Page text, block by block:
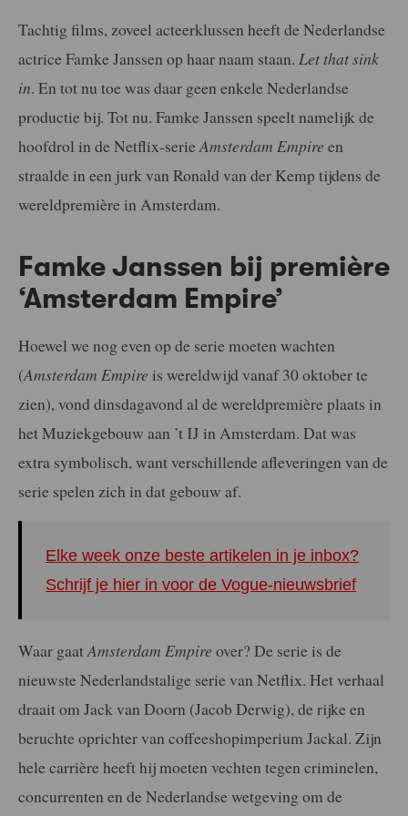
Tachtig films, zoveel acteerklussen heeft de Nederlandse
actrice Famke Janssen op haar naam staan. Let that sink
in. En tot nu toe was daar geen enkele Nederlandse
productie bij. Tot nu. Famke Janssen speelt namelijk de
hoofdrol in de Netflix-serie Amsterdam Empire en
straalde in een jurk van Ronald van der Kemp tijdens de
wereldpremière in Amsterdam.
Famke Janssen bij première
‘Amsterdam Empire’
Hoewel we nog even op de serie moeten wachten
(Amsterdam Empire is wereldwijd vanaf 30 oktober te
zien), vond dinsdagavond al de wereldpremière plaats in
het Muziekgebouw aan ’t IJ in Amsterdam. Dat was
extra symbolisch, want verschillende afleveringen van de
serie spelen zich in dat gebouw af.
Elke week onze beste artikelen in je inbox?
Schrijf je hier in voor de Vogue-nieuwsbrief
Waar gaatAmsterdam Empire over? De serie is de
nieuwste Nederlandstalige serie van Netflix. Het verhaal
draait om Jack van Doorn (Jacob Derwig), de rijke en
beruchte oprichter van coffeeshopimperium Jackal. Zijn
hele carrière heeft hij moeten vechten tegen criminelen,
concurrenten en de Nederlandse wetgeving om de